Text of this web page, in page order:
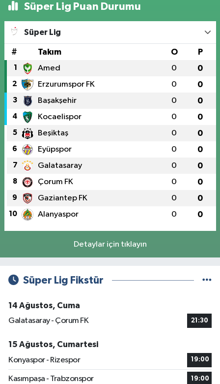
Süper Lig Puan Durumu
Süper Lig
# Takım O P
1 Amed 0 0
2 Erzurumspor FK 0 0
3 Başakşehir 0 0
4 Kocaelispor 0 0
5 Beşiktaş 0 0
6 Eyüpspor 0 0
7 Galatasaray 0 0
8 Çorum FK 0 0
9 Gaziantep FK 0 0
10 Alanyaspor 0 0
Detaylar için tıklayın
Süper Lig Fikstür
14 Ağustos, Cuma
Galatasaray - Çorum FK
21:30
15 Ağustos, Cumartesi
Konyaspor - Rizespor
19:00
Kasımpaşa - Trabzonspor 19:00